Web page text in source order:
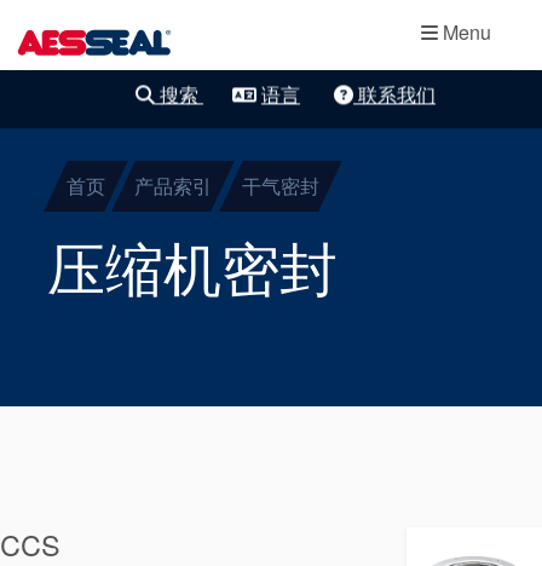
Menu
轴承保护器
集装式机械密
封
两部件密封
干气密封
密封辅助系统
搜索 语言 联系我们
首页 产品索引 干气密封
压缩机密封
CCS